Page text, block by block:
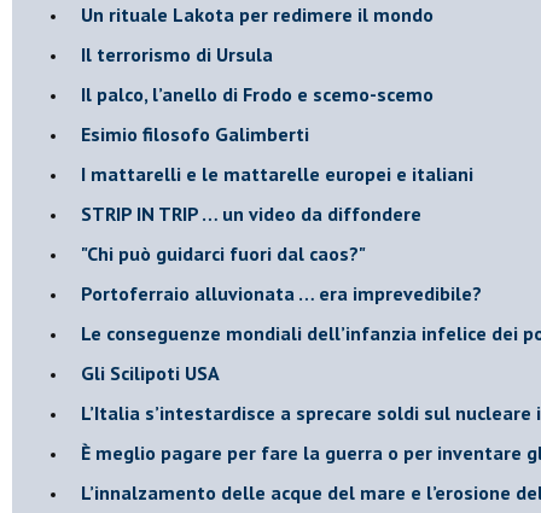
​Un rituale Lakota per redimere il mondo
Il terrorismo di Ursula
​Il palco, l’anello di Frodo e scemo-scemo
Esimio filosofo Galimberti
​I mattarelli e le mattarelle europei e italiani
​STRIP IN TRIP … un video da diffondere
"Chi può guidarci fuori dal caos?"
​Portoferraio alluvionata … era imprevedibile?
Le conseguenze mondiali dell’infanzia infelice dei
​Gli Scilipoti USA
L’Italia s’intestardisce a sprecare soldi sul
È meglio pagare per fare la guerra o per inventare
​L’innalzamento delle acque del mare e l’erosione